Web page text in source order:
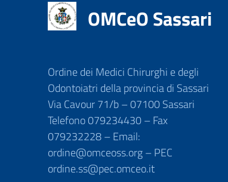
OMCeO Sassari
Ordine dei Medici Chirurghi e degli
Odontoiatri della provincia di Sassari
Via Cavour 71/b – 07100 Sassari
Telefono 079234430 – Fax
079232228 – Email:
ordine@omceoss.org – PEC
ordine.ss@pec.omceo.it